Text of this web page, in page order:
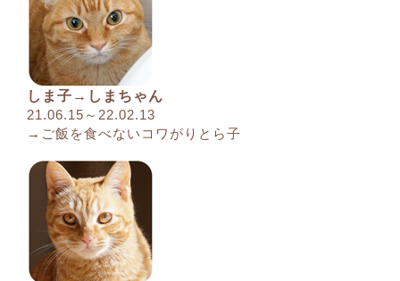
しま子→しまちゃん
21.06.15～22.02.13
→ご飯を食べないコワがりとら子